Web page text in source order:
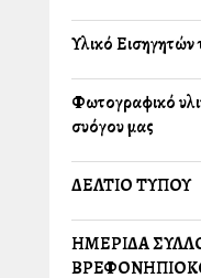
Υλικό Εισηγητών
Φωτογραφικό
συλλόγου μας
ΔΕΛΤΙΟ ΤΥΠΟΥ
ΗΜΕΡΙΔΑ